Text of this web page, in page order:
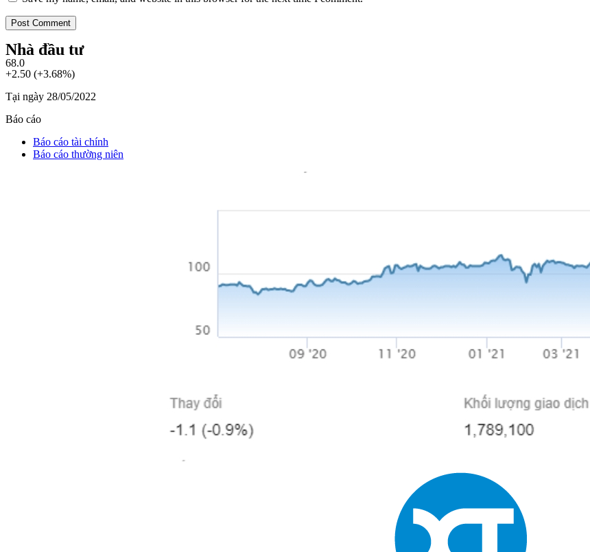
Nhà đầu tư
68.0
+2.50 (+3.68%)
Tại ngày 28/05/2022
Báo cáo
Báo cáo tài chính
Báo cáo thường niên